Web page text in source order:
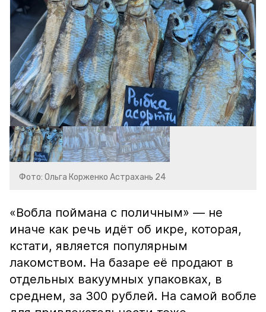
Фото: Ольга Корженко Астрахань 24
«Вобла поймана с поличным» — не
иначе как речь идёт об икре, которая,
кстати, является популярным
лакомством. На базаре её продают в
отдельных вакуумных упаковках, в
среднем, за 300 рублей. На самой вобле